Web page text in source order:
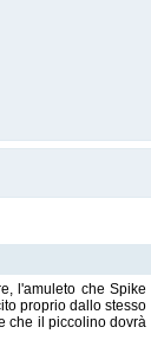
l'amuleto che Spike
proprio dallo stesso
che il piccolino dovrà